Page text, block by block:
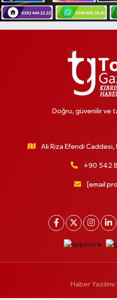
Doğru, güvenilir ve
Ali Riza Efendi
+90 542
[email
Haber Yazılımı: